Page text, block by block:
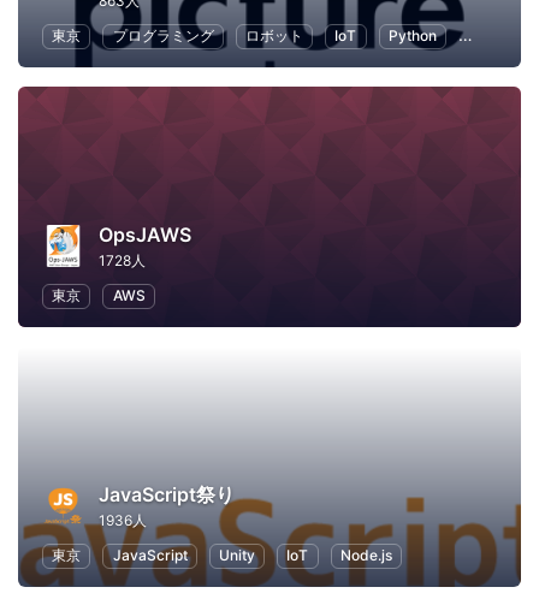
東京
プログラミング ロボット IoT Python 人工知能
OpsJAWS
1728人
東京
AWS
JavaScript祭り
1936人
東京
JavaScript Unity IoT Node.js